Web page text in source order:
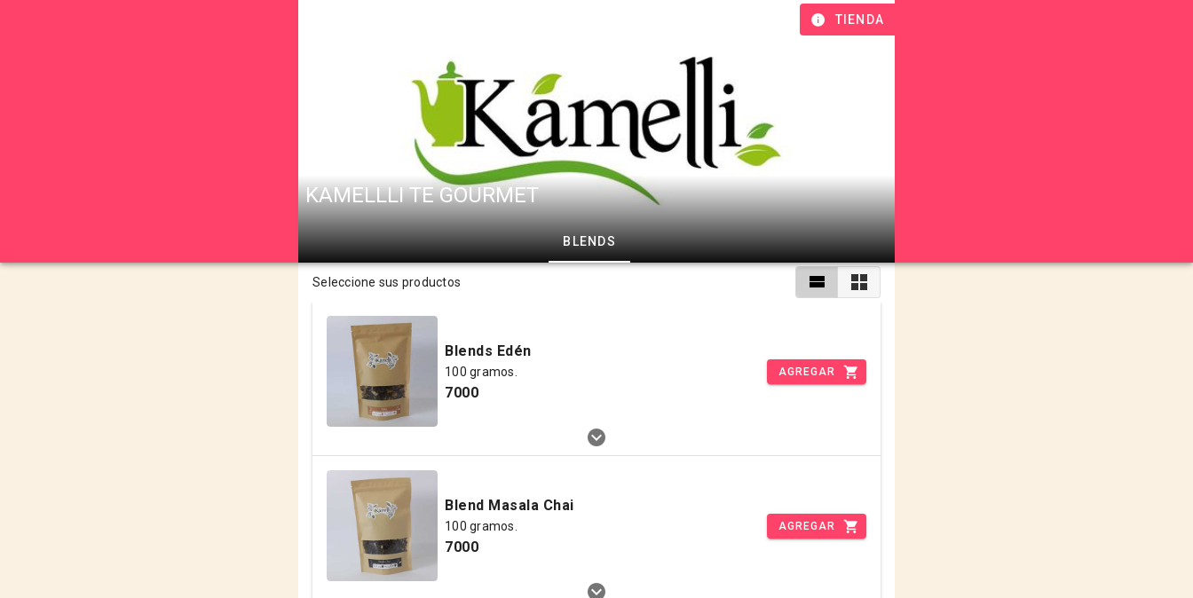
KAMELLLI TE GOURMET
TIENDA
BLENDS
Seleccione sus productos
Blends Edén
100 gramos.
7000
AGREGAR
Blend Masala Chai
100 gramos.
7000
AGREGAR